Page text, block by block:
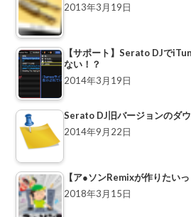
2013年3月19日
【サポート】Serato DJで
ない！？
2014年3月19日
Serato DJ旧バージョンのダ
2014年9月22日
【ア●ソンRemixが作りたい
2018年3月15日